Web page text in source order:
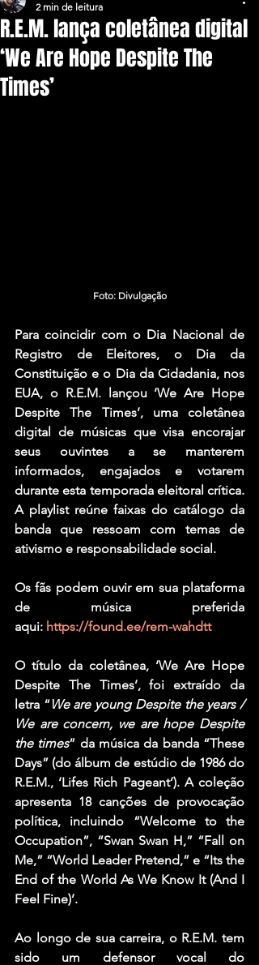
R.E.M. lança coletânea digital
‘We Are Hope Despite The
Times’
2 min de leitura
Foto: Divulgação
Para coincidir com o Dia Nacional de
Registro de Eleitores, o Dia da
Constituição e o Dia da Cidadania, nos
EUA, o R.E.M. lançou ‘We Are Hope
Despite The Times’, uma coletânea
digital de músicas que visa encorajar
seus ouvintes a se manterem
informados, engajados e votarem
durante esta temporada eleitoral crítica.
A playlist reúne faixas do catálogo da
banda que ressoam com temas de
ativismo e responsabilidade social.
Os fãs podem ouvir em sua plataforma
de música preferida
aqui: https://found.ee/rem-wahdtt
O título da coletânea, ‘We Are Hope
Despite The Times’, foi extraído da
letra “We are young Despite the years /
We are concern, we are hope Despite
the times” da música da banda “These
Days” (do álbum de estúdio de 1986 do
R.E.M., ‘Lifes Rich Pageant’). A coleção
apresenta 18 canções de provocação
política, incluindo “Welcome to the
Occupation”, “Swan Swan H,” “Fall on
Me,” “World Leader Pretend,” e “Its the
End of the World As We Know It (And I
Feel Fine)’.
Ao longo de sua carreira, o R.E.M. tem
sido um defensor vocal do